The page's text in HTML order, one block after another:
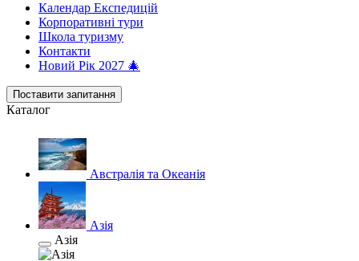
Календар Експедицій
Корпоративні тури
Школа туризму
Контакти
Новий Рік 2027 🎄
Поставити запитання
Каталог
Австралія та Океанія
Азія
Азія